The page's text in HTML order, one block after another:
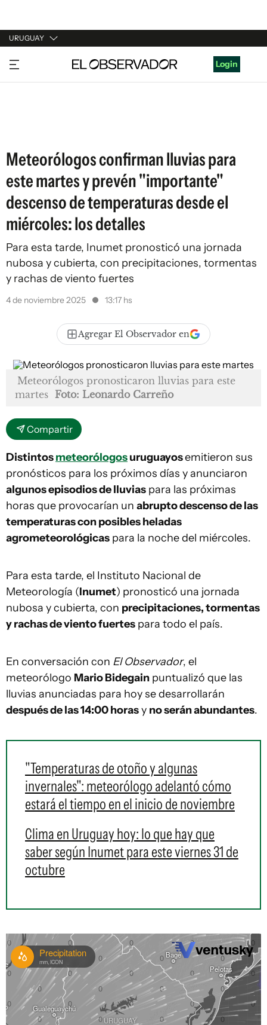
URUGUAY
URUGUAY
ARGENTINA
Login
Meteorólogos confirman lluvias para
este martes y prevén "importante"
descenso de temperaturas desde el
miércoles: los detalles
Para esta tarde, Inumet pronosticó una jornada
nubosa y cubierta, con precipitaciones, tormentas
y rachas de viento fuertes
4 de noviembre 2025 13:17 hs
Agregar El Observador en
Meteorólogos pronosticaron lluvias para este
martes Foto: Leonardo Carreño
Compartir
Distintosmeteorólogosuruguayosemitieron sus
pronósticos para los próximos días y anunciaron
algunos episodios de lluvias para las próximas
horas que provocarían un abrupto descenso de las
temperaturas con posibles heladas
agrometeorológicas para la noche del miércoles.
Para esta tarde, el Instituto Nacional de
Meteorología (Inumet) pronosticó una jornada
nubosa y cubierta, con precipitaciones, tormentas
y rachas de viento fuertes para todo el país.
En conversación con El Observador, el
meteorólogo Mario Bidegain puntualizó que las
lluvias anunciadas para hoy se desarrollarán
después de las 14:00 horasy no serán abundantes.
"Temperaturas de otoño y algunas
invernales": meteorólogo adelantó cómo
estará el tiempo en el inicio de noviembre
Clima en Uruguay hoy: lo que hay que
saber según Inumet para este viernes 31 de
octubre